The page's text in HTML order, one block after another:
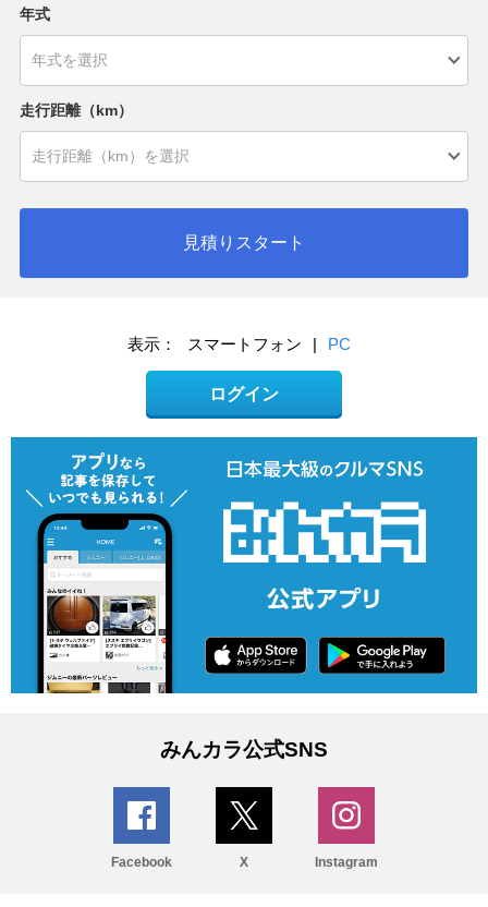
年式
走行距離（km）
見積りスタート
表示： スマートフォン | PC
ログイン
みんカラ公式SNS
Facebook X Instagram